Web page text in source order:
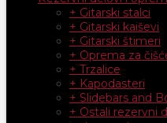
+ Gitarski stalci
+ Gitarski kaiševi
+ Gitarski štimeri
+ Oprema za
+ Trzalice
+ Kapodasteri
+ Slidebars and
+ Ostali rezervni